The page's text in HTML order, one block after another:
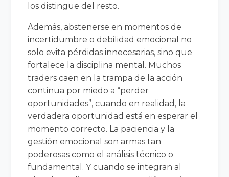
los distingue del resto.
Además, abstenerse en momentos de
incertidumbre o debilidad emocional no
solo evita pérdidas innecesarias, sino que
fortalece la disciplina mental. Muchos
traders caen en la trampa de la acción
continua por miedo a “perder
oportunidades”, cuando en realidad, la
verdadera oportunidad está en esperar el
momento correcto. La paciencia y la
gestión emocional son armas tan
poderosas como el análisis técnico o
fundamental. Y cuando se integran al